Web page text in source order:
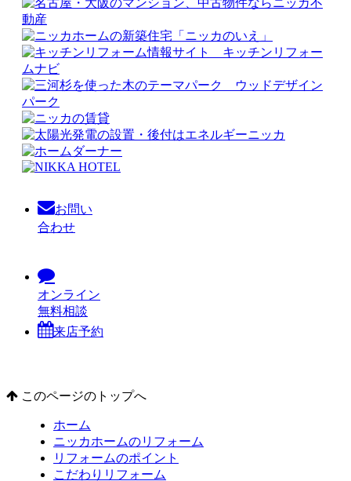
お問い
合わせ
オンライン
無料相談
来店予約
このページのトップへ
ホーム
ニッカホームのリフォーム
リフォームのポイント
こだわりリフォーム